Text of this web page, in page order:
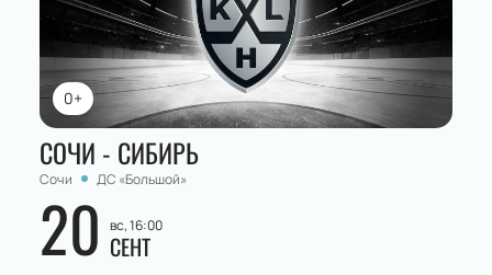
0+
СОЧИ - СИБИРЬ
Сочи ДС «Большой»
20 вс, 16:00
СЕНТ